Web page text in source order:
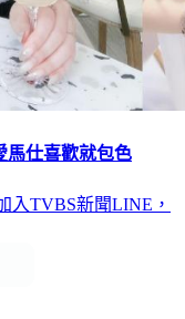
仕喜歡就包色
入TVBS新聞LINE，